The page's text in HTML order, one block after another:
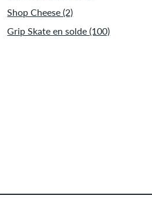
Shop Cheese (2)
Grip Skate en solde (100)